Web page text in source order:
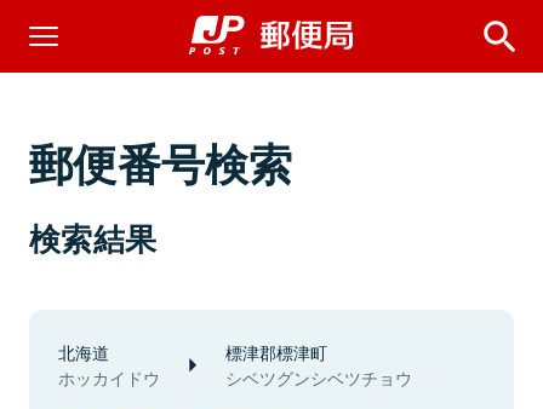
郵便番号検索
検索結果
北海道
ホッカイドウ
標津郡標津町
シベツグンシベツチョウ